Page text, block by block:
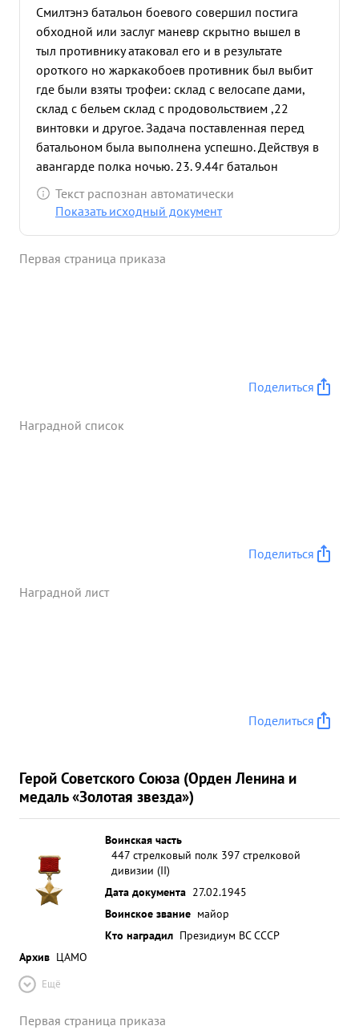
Смилтэнэ батальон боевого совершил постига
обходной или заслуг маневр скрытно вышел в
тыл противнику атаковал его и в результате
ороткого но жаркакобоев противник был выбит
где были взяты трофеи: склад с велосапе дами,
склад с бельем склад с продовольствием ,22
винтовки и другое. Задача поставленная перед
батальоном была выполнена успешно. Действуя в
авангарде полка ночью. 23. 9.44г батальон
успешно сбил противника с занимаемого рубежа
и обратил его в бегство оставив на поле боях до
боем 20км. в ночных условиях батальон на
правительственной награды Орден Стечественили
Текст распознан автоматически
Показать исходный документ
Первая страница приказа
Поделиться
Наградной список
Поделиться
Наградной лист
Поделиться
Герой Советского Союза (Орден Ленина и
медаль «Золотая звезда»)
Воинская часть
447 стрелковый полк 397 стрелковой
дивизии (II)
Дата документа 27.02.1945
Воинское звание майор
Кто наградил Президиум ВС СССР
Архив ЦАМО
Ещё
Первая страница приказа